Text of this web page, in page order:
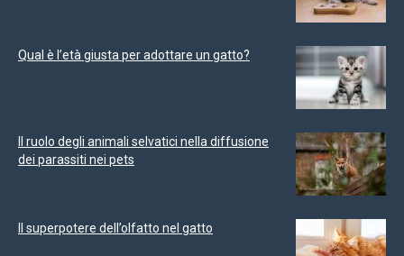
Qual è l’età giusta per adottare un gatto?
Il ruolo degli animali selvatici nella diffusione
dei parassiti nei pets
Il superpotere dell’olfatto nel gatto